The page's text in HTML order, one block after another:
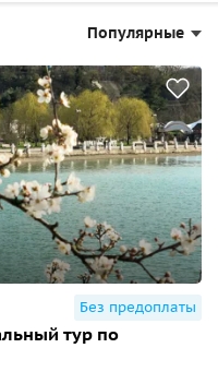
Популярные
Без предоплаты
тур по